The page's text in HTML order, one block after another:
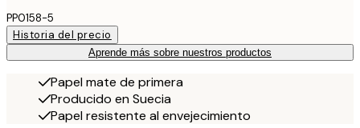
PP0158-5
Historia del precio
Aprende más sobre nuestros productos
Papel mate de primera
Producido en Suecia
Papel resistente al envejecimiento